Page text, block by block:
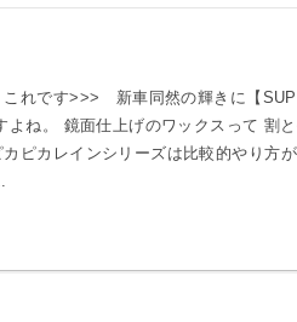
これです>>> 新車同然の輝きに【
ね。 鏡面仕上げのワックスって 割
ピカレインシリーズは比較的やり